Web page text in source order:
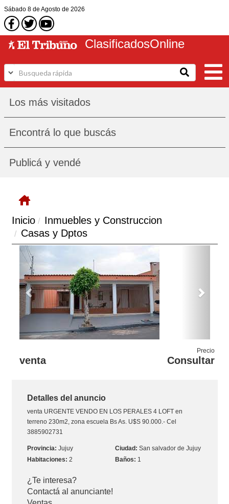
Sábado 8 de Agostode 2026
ClasificadosOnline
Los más visitados
Encontrá lo que buscás
Publicá y vendé
Inicio
Inmuebles y Construccion
Casas y Dptos
Previous Next
venta
Precio
Consultar
Detalles del anuncio
venta URGENTE VENDO EN LOS PERALES 4 LOFT en
terreno 230m2, zona escuela Bs As. U$S 90.000.- Cel
3885902731
Jujuy
San salvador de Jujuy
2
1
¿Te interesa?
Contactá al anunciante!